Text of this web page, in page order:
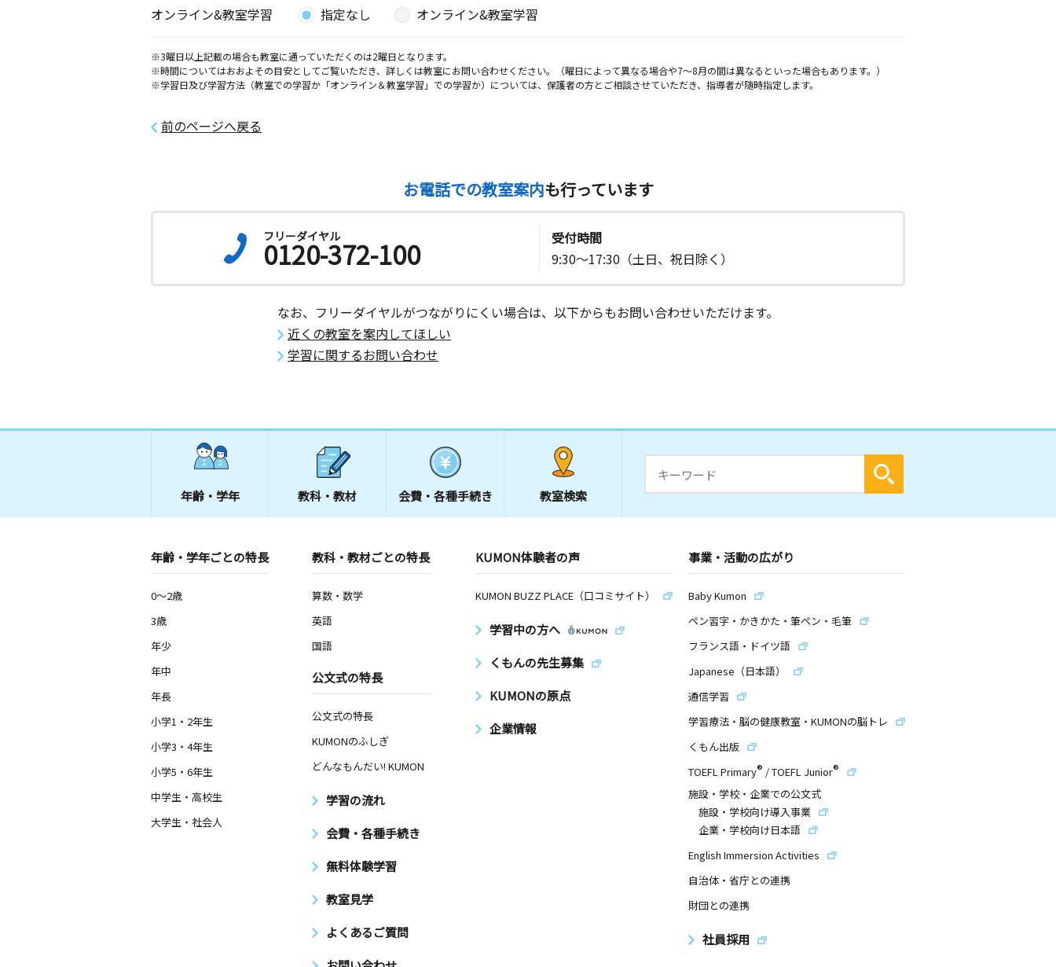
オンライン&教室学習
指定なし オンライン&教室学習
※3曜日以上記載の場合も教室に通っていただくのは2曜日となります。
※時間についてはおおよその目安としてご覧いただき、詳しくは教室にお問い合わせください。（曜日によって異なる場合や7～8月の間は異なるといった場合もあります。）
※学習日及び学習方法（教室での学習か「オンライン＆教室学習」での学習か）については、保護者の方とご相談させていただき、指導者が随時指定します。
前のページへ戻る
お電話での教室案内も行っています
フリーダイヤル
0120-372-100
受付時間
9:30～17:30（土日、祝日除く）
なお、フリーダイヤルがつながりにくい場合は、以下からもお問い合わせいただけます。
近くの教室を案内してほしい
学習に関するお問い合わせ
年齢・学年 教科・教材 会費・ 各種手続き 教室検索
年齢・学年ごとの特長
0～2歳
3歳
年少
年中
年長
小学1・2年生
小学3・4年生
小学5・6年生
中学生・高校生
大学生・社会人
教科・教材ごとの特長
算数・数学
英語
国語
公文式の特長
公文式の特長
KUMONのふしぎ
どんなもんだい! KUMON
学習の流れ
会費・各種手続き
無料体験学習
教室見学
よくあるご質問
KUMON体験者の声
KUMON BUZZ PLACE（口コミサイト）
学習中の方へ
くもんの先生募集
KUMONの原点
企業情報
事業・活動の広がり
Baby Kumon
ペン習字・かきかた・筆ペン・毛筆
フランス語・ドイツ語
Japanese（日本語）
通信学習
学習療法・脳の健康教室・KUMONの脳トレ
くもん出版
TOEFL Primary® /TOEFL Junior®
施設・学校・企業での公文式
施設・学校向け導入事業
企業・学校向け日本語
English Immersion Activities
自治体・省庁との連携
財団との連携
社員採用